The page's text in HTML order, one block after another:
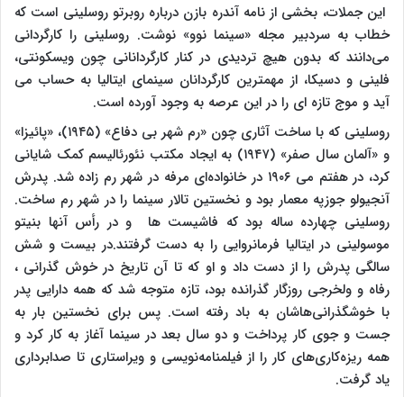
این جملات، بخشی از نامه آندره بازن درباره روبرتو روسلینی است که
خطاب به سردبیر مجله «سینما نوو» نوشت. روسلینی را کارگردانی
می‌دانند که بدون هیچ تردیدی در کنار کارگردانانی چون ویسکونتی،
فلینی و دسیکا، از مهمترین کارگردانان سینمای ایتالیا به حساب می
آید و موج تازه ای را در این عرصه به وجود آورده است.
روسلینی که با ساخت آثاری چون «رم شهر بی دفاع» (۱۹۴۵)، «پائیزا»
و «آلمان سال صفر» (۱۹۴۷) به ایجاد مکتب نئورئالیسم کمک شایانی
کرد، در هفتم می ۱۹۰۶ در خانواده‌ای مرفه در شهر رم زاده شد. پدرش
آنجیولو جوزپه معمار بود و نخستین تالار سینما را در شهر رم ساخت.
روسلینی چهارده ساله بود که فاشیست ها و در رأس آنها بنیتو
موسولینی در ایتالیا فرمانروایی را به دست گرفتند.در بیست و شش
سالگی پدرش را از دست داد و او که تا آن تاریخ در خوش گذرانی ،
رفاه و ولخرجی روزگار گذرانده بود، تازه متوجه شد که همه دارایی پدر
با خوشگذرانی‌هاشان به باد رفته است. پس برای نخستین بار به
جست و جوی کار پرداخت و دو سال بعد در سینما آغاز به کار کرد و
همه ریزه‌کاری‌های کار را از فیلمنامه‌نویسی و ویراستاری تا صدابرداری
یاد گرفت.